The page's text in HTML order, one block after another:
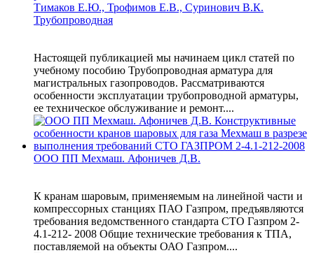
Тимаков Е.Ю., Трофимов Е.В., Суринович В.К.
Трубопроводная
Настоящей публикацией мы начинаем цикл статей по
учебному пособию Трубопроводная арматура для
магистральных газопроводов. Рассматриваются
особенности эксплуатации трубопроводной арматуры,
ее техническое обслуживание и ремонт....
ООО ПП Мехмаш. Афоничев Д.В.
К кранам шаровым, применяемым на линейной части и
компрессорных станциях ПАО Газпром, предъявляются
требования ведомственного стандарта СТО Газпром 2-
4.1-212- 2008 Общие технические требования к ТПА,
поставляемой на объекты ОАО Газпром....